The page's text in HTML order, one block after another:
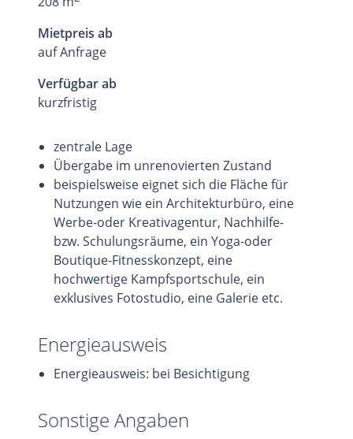
Mietpreis ab
auf Anfrage
Verfügbar ab
kurzfristig
zentrale Lage
Übergabe im unrenovierten Zustand
beispielsweise eignet sich die Fläche für
Nutzungen wie ein Architekturbüro, eine
Werbe-oder Kreativagentur, Nachhilfe-
bzw. Schulungsräume, ein Yoga-oder
Boutique-Fitnesskonzept, eine
hochwertige Kampfsportschule, ein
exklusives Fotostudio, eine Galerie etc.
Energieausweis
Energieausweis: bei Besichtigung
Sonstige Angaben